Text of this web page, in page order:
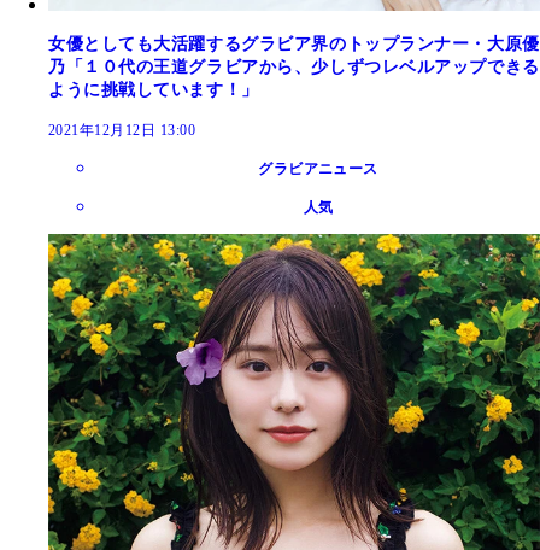
女優としても大活躍するグラビア界のトップランナー・大原優
乃「１０代の王道グラビアから、少しずつレベルアップできる
ように挑戦しています！」
2021年12月12日 13:00
グラビアニュース
人気